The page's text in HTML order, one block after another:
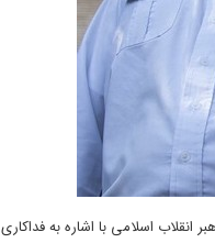
انقلاب اسلامی با اشاره به فداکاری